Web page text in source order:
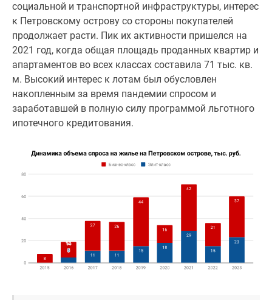
социальной и транспортной инфраструктуры, интерес
к Петровскому острову со стороны покупателей
продолжает расти. Пик их активности пришелся на
2021 год, когда общая площадь проданных квартир и
апартаментов во всех классах составила 71 тыс. кв.
м. Высокий интерес к лотам был обусловлен
накопленным за время пандемии спросом и
заработавшей в полную силу программой льготного
ипотечного кредитования.